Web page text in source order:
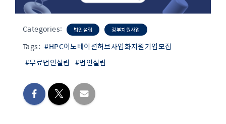
Categories: 법인설립 정부지원사업
Tags: #HPC이노베이션허브사업화지원기업모집
#무료법인설립 #법인설립